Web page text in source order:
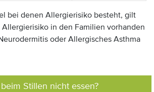
bei denen Allergierisiko besteht, gilt
in den Familien vorhanden
oder Allergisches Asthma
Stillen nicht essen?